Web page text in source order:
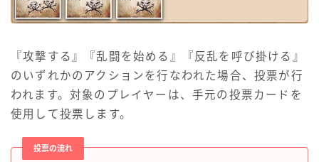
『攻撃する』『乱闘を始める』『反乱を呼び掛ける』
のいずれかのアクションを行なわれた場合、投票が行
われます。対象のプレイヤーは、手元の投票カードを
使用して投票します。
投票の流れ